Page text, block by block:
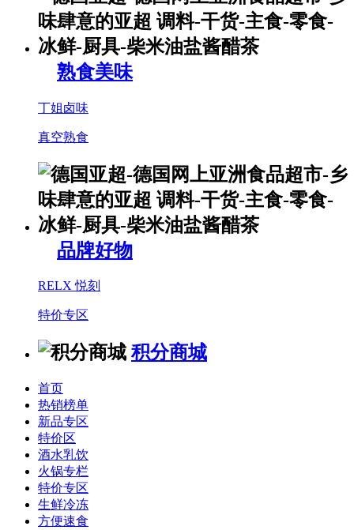
熟食美味
丁姐卤味
真空熟食
品牌好物
RELX 悦刻
特价专区
积分商城
首页
热销榜单
新品专区
特价区
酒水乳饮
火锅专栏
特价专区
生鲜冷冻
方便速食